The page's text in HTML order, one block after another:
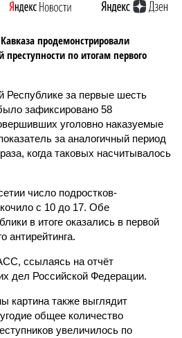
продемонстрировали
по итогам первого
Республике за первые шесть
зафиксировано 58
уголовно наказуемые
за аналогичный период
когда таковых насчитывалось
число подростков-
с 10 до 17. Обе
в итоге оказались в первой
антирейтинга.
ссылаясь на отчёт
дел Российской Федерации.
картина также выглядит
общее количество
увеличилось по